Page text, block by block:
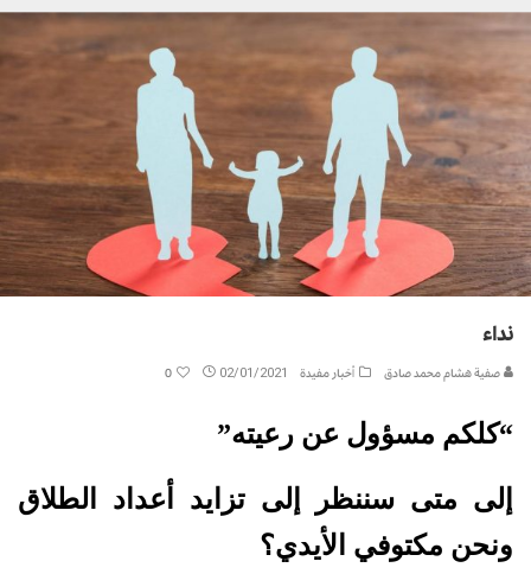
نداء
صفية هشام محمد صادق أخبار مفيدة 02/01/2021
0
“كلكم مسؤول عن رعيته”
إلى متى سننظر إلى تزايد أعداد الطلاق
ونحن مكتوفي الأيدي؟